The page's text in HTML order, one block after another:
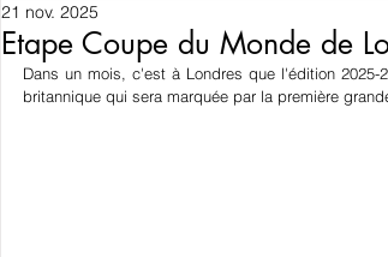
Etape Coupe du Monde de
21 nov. 2025
Dans un mois, c'est à Londres que l'édition
britannique qui sera marquée par la première